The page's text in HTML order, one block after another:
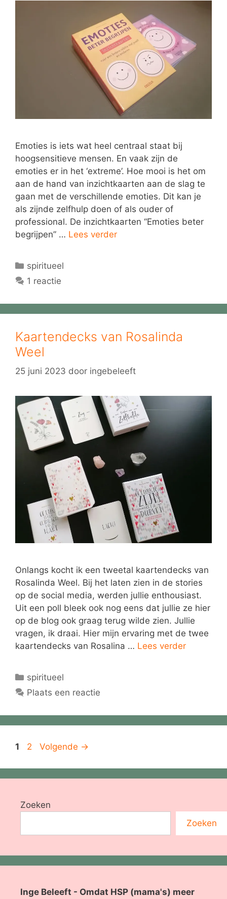
Emoties is iets wat heel centraal staat bij
hoogsensitieve mensen. En vaak zijn de
emoties er in het ‘extreme’. Hoe mooi is het om
aan de hand van inzichtkaarten aan de slag te
gaan met de verschillende emoties. Dit kan je
als zijnde zelfhulp doen of als ouder of
professional. De inzichtkaarten “Emoties beter
begrijpen” … Lees verder
Categorieën
spiritueel
1 reactie
Kaartendecks van Rosalinda
Weel
25 juni 2023 door ingebeleeft
Onlangs kocht ik een tweetal kaartendecks van
Rosalinda Weel. Bij het laten zien in de stories
op de social media, werden jullie enthousiast.
Uit een poll bleek ook nog eens dat jullie ze hier
op de blog ook graag terug wilde zien. Jullie
vragen, ik draai. Hier mijn ervaring met de twee
kaartendecks van Rosalina … Lees verder
Categorieën
spiritueel
Plaats een reactie
Pagina
1 Pagina
2 Volgende →
Zoeken
Zoeken
Inge Beleeft - Omdat HSP (mama's) meer